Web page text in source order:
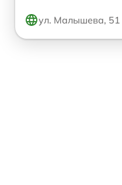
ул. Малышева, 51